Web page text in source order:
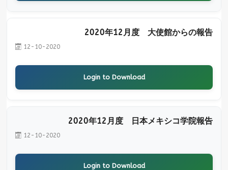
2020年12月度 大使館からの報告
12-10-2020
Login to Download
2020年12月度 日本メキシコ学院報告
12-10-2020
Login to Download